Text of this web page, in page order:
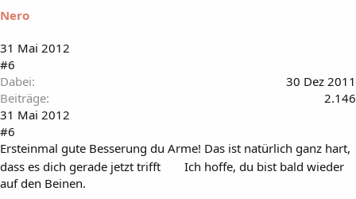
Nero
31 Mai 2012
#6
Dabei
30 Dez 2011
Beiträge
2.146
31 Mai 2012
#6
Ersteinmal gute Besserung du Arme! Das ist natürlich ganz hart,
dass es dich gerade jetzt trifft
Ich hoffe, du bist bald wieder
auf den Beinen.